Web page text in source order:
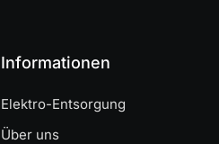
Informationen
Elektro-Entsorgung
Über uns